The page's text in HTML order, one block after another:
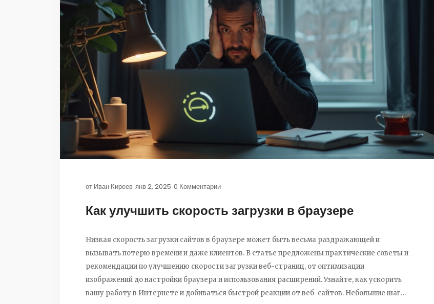
от Иван Киреев янв 2, 2025 0 Комментарии
Как улучшить скорость загрузки в браузере
Низкая скорость загрузки сайтов в браузере может быть весьма раздражающей и
вызывать потерю времени и даже клиентов. В статье предложены практические советы и
рекомендации по улучшению скорости загрузки веб-страниц, от оптимизации
изображений до настройки браузера и использования расширений. Узнайте, как ускорить
вашу работу в Интернете и добиваться быстрой реакции от веб-сайтов. Небольшие шаги